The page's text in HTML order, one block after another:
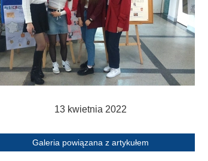
Galeria powiązana z artykułem
13 kwietnia 2022
Szlachetna paczka
WOŚP
Puchar Prezydenta RP